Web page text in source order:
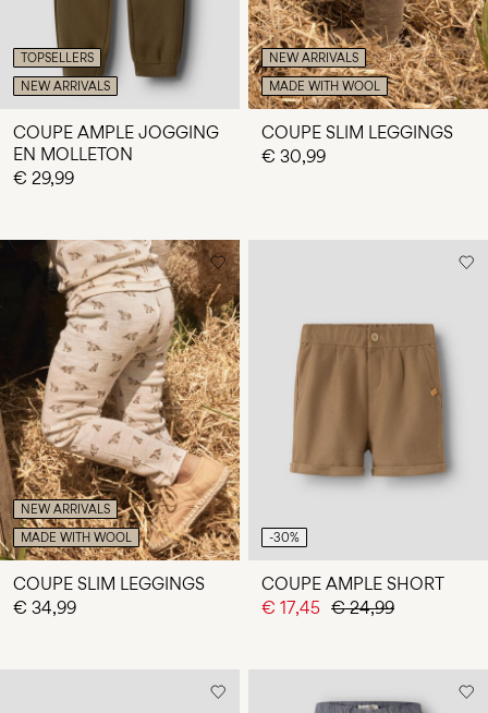
TOPSELLERS
NEW ARRIVALS
COUPE AMPLE JOGGING
EN MOLLETON
€ 29,99
NEW ARRIVALS
MADE WITH WOOL
COUPE SLIM LEGGINGS
€ 30,99
NEW ARRIVALS
MADE WITH WOOL
COUPE SLIM LEGGINGS
€ 34,99
-30%
COUPE AMPLE SHORT
€ 17,45 € 24,99